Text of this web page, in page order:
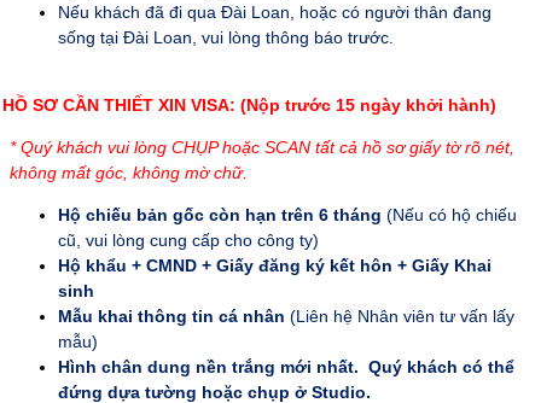
Nếu khách đã đi qua Đài Loan, hoặc có người thân đang
sống tại Đài Loan, vui lòng thông báo trước.
HỒ SƠ CẦN THIẾT XIN VISA: (Nộp trước 15 ngày khởi hành)
* Quý khách vui lòng CHỤP hoặc SCAN tất cả hồ sơ giấy tờ rõ nét,
không mất góc, không mờ chữ.
Hộ chiếu bản gốc còn hạn trên 6 tháng (Nếu có hộ chiếu
cũ, vui lòng cung cấp cho công ty)
Hộ khẩu + CMND + Giấy đăng ký kết hôn + Giấy Khai
sinh
Mẫu khai thông tin cá nhân (Liên hệ Nhân viên tư vấn lấy
mẫu)
Hình chân dung nền trắng mới nhất. Quý khách có thể
đứng dựa tường hoặc chụp ở Studio.